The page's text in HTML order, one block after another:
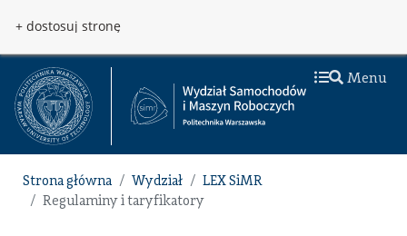
+ dostosuj stronę
Menu
Strona główna Wydział
LEX SiMR
Regulaminy i taryfikatory